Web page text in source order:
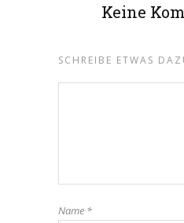
Keine
SCHREIBE ETWAS
Name *